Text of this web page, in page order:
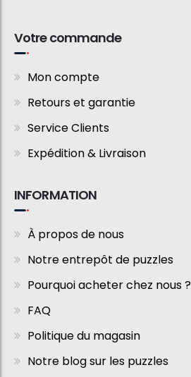
Votre commande
Mon compte
Retours et garantie
Service Clients
Expédition & Livraison
INFORMATION
À propos de nous
Notre entrepôt de puzzles
Pourquoi acheter chez nous ?
FAQ
Politique du magasin
Notre blog sur les puzzles